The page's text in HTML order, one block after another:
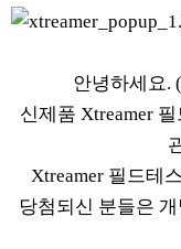
본문
안녕하세요.
신제품 Xtreamer
Xtreamer 필드테
당첨되신 분들은